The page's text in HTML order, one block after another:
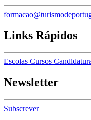
Links Rápidos
Escolas Cursos
Newsletter
Subscrever